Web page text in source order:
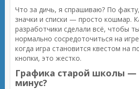
Что за дичь, я спрашиваю? По
значки и списки — просто кошмар.
разработчики сделали всё, чтобы
нормально сосредоточиться на
когда игра становится квестом на
кнопки, это жестко.
Графика старой школы —
минус?